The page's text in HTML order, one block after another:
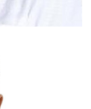
晚期，可
炎分急性
问题，比